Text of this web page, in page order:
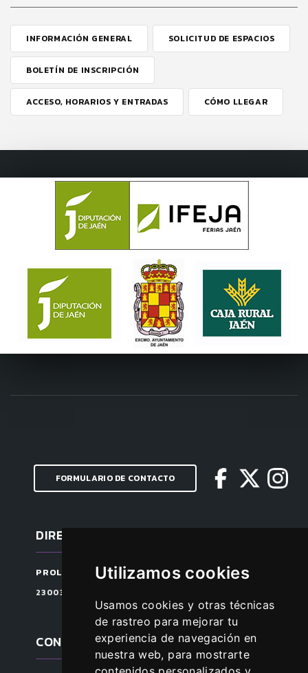
Utilizamos cookies
Usamos cookies y otras técnicas
de rastreo para mejorar tu
experiencia de navegación en
nuestra web, para mostrarte
INFORMACIÓN GENERAL SOLICITUD DE ESPACIOS
BOLETÍN DE INSCRIPCIÓN
ACCESO, HORARIOS Y ENTRADAS CÓMO LLEGAR
FORMULARIO DE CONTACTO
DIRECCIÓN
PROLONGACIÓN CARRETERA DE GRANADA S/N
23003 JAÉN, ESPAÑA
CONTACTAR